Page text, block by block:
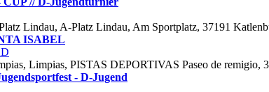
Lindau, A-Platz Lindau, Am Sportplatz, 37191
ISABEL
Limpias, PISTAS DEPORTIVAS Paseo de remigio,
- D-Jugend